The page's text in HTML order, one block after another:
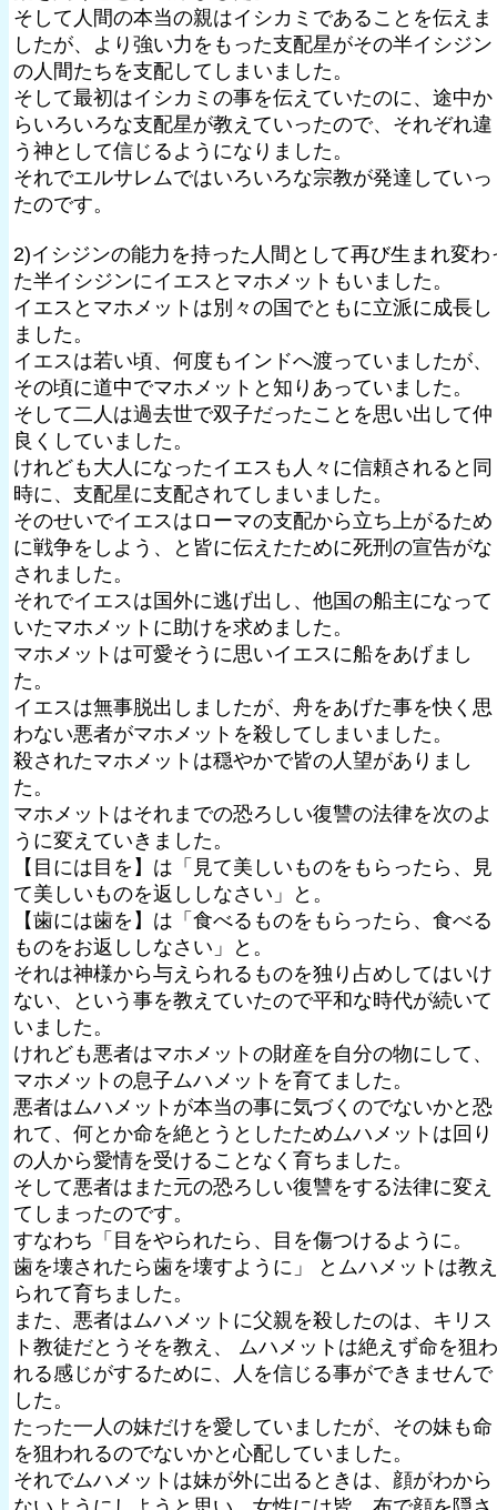
そして人間の本当の親はイシカミであることを伝えま
したが、より強い力をもった支配星がその半イシジン
の人間たちを支配してしまいました。
そして最初はイシカミの事を伝えていたのに、途中か
らいろいろな支配星が教えていったので、それぞれ違
う神として信じるようになりました。
それでエルサレムではいろいろな宗教が発達していっ
たのです。
2)イシジンの能力を持った人間として再び生まれ変わ
た半イシジンにイエスとマホメットもいました。
イエスとマホメットは別々の国でともに立派に成長し
ました。
イエスは若い頃、何度もインドへ渡っていましたが、
その頃に道中でマホメットと知りあっていました。
そして二人は過去世で双子だったことを思い出して仲
良くしていました。
けれども大人になったイエスも人々に信頼されると同
時に、支配星に支配されてしまいました。
そのせいでイエスはローマの支配から立ち上がるため
に戦争をしよう、と皆に伝えたために死刑の宣告がな
されました。
それでイエスは国外に逃げ出し、他国の船主になって
いたマホメットに助けを求めました。
マホメットは可愛そうに思いイエスに船をあげまし
た。
イエスは無事脱出しましたが、舟をあげた事を快く思
わない悪者がマホメットを殺してしまいました。
殺されたマホメットは穏やかで皆の人望がありまし
た。
マホメットはそれまでの恐ろしい復讐の法律を次のよ
うに変えていきました。
【目には目を】は「見て美しいものをもらったら、見
て美しいものを返ししなさい」と。
【歯には歯を】は「食べるものをもらったら、食べる
ものをお返ししなさい」と。
それは神様から与えられるものを独り占めしてはいけ
ない、という事を教えていたので平和な時代が続いて
いました。
けれども悪者はマホメットの財産を自分の物にして、
マホメットの息子ムハメットを育てました。
悪者はムハメットが本当の事に気づくのでないかと恐
れて、何とか命を絶とうとしたためムハメットは回り
の人から愛情を受けることなく育ちました。
そして悪者はまた元の恐ろしい復讐をする法律に変え
てしまったのです。
すなわち「目をやられたら、目を傷つけるように。
歯を壊されたら歯を壊すように」 とムハメットは教え
られて育ちました。
また、悪者はムハメットに父親を殺したのは、キリス
ト教徒だとうそを教え、 ムハメットは絶えず命を狙わ
れる感じがするために、人を信じる事ができませんで
した。
たった一人の妹だけを愛していましたが、その妹も命
を狙われるのでないかと心配していました。
それでムハメットは妹が外に出るときは、顔がわから